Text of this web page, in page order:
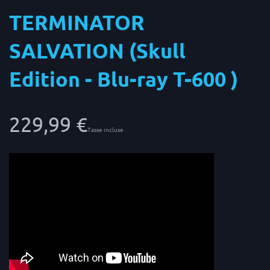
TERMINATOR
SALVATION (Skull
Edition - Blu-ray T-600 )
229,99 €Tasse incluse